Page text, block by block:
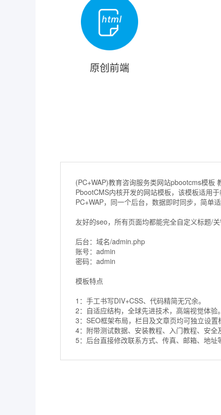
原创前端
(PC+WAP)教育咨询服务类网站pbootcms模板
PbootCMS内核开发的网站模板，该模板适用
PC+WAP，同一个后台，数据即时同步，简单
友好的seo，所有页面均都能完全自定义标题/
后台：域名/admin.php
账号：admin
密码：admin
模板特点
1：手工书写DIV+CSS、代码精简无冗余。
2：自适应结构，全球先进技术，高端视觉体验
3：SEO框架布局，栏目及文章页均可独立设
4：附带测试数据、安装教程、入门教程、安全
5：后台直接修改联系方式、传真、邮箱、地址